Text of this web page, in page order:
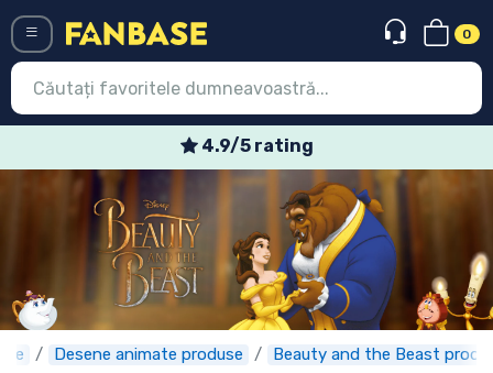
0
4.9/5 rating
Desene animate produse Beauty and the Beast
Conectați-vă Înregistrare
Ultimele
Oferte
Expres